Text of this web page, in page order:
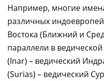
Например, многие
различных
Востока (Ближний и
параллели в
(Inar) – ведический
(Surias) – ведический